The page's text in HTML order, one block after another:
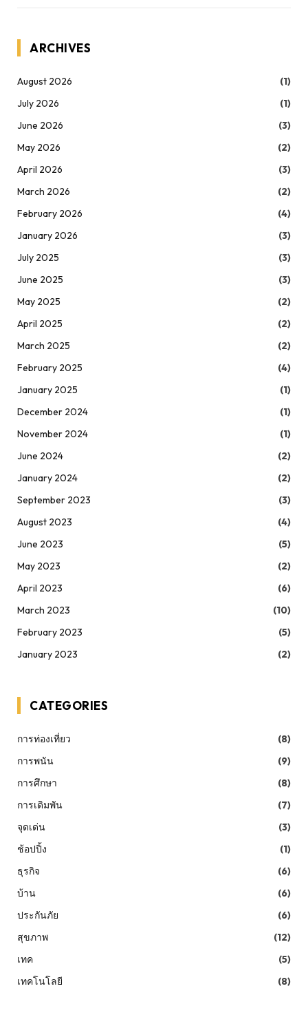
ARCHIVES
August 2026
(1)
July 2026
(1)
June 2026
(3)
May 2026
(2)
April 2026
(3)
March 2026
(2)
February 2026
(4)
January 2026
(3)
July 2025
(3)
June 2025
(3)
May 2025
(2)
April 2025
(2)
March 2025
(2)
February 2025
(4)
January 2025
(1)
December 2024
(1)
November 2024
(1)
June 2024
(2)
January 2024
(2)
September 2023
(3)
August 2023
(4)
June 2023
(5)
May 2023
(2)
April 2023
(6)
March 2023
(10)
February 2023
(5)
January 2023
(2)
CATEGORIES
การท่องเที่ยว
(8)
การพนัน
(9)
การศึกษา
(8)
การเดิมพัน
(7)
จุดเด่น
(3)
ช้อปปิ้ง
(1)
ธุรกิจ
(6)
บ้าน
(6)
ประกันภัย
(6)
สุขภาพ
(12)
เทค
(5)
เทคโนโลยี
(8)